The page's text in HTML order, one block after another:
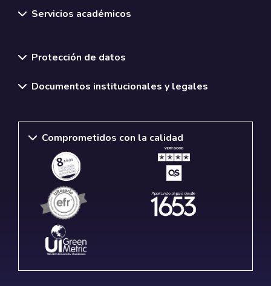
Servicios académicos
Protección de datos
Documentos institucionales y legales
Comprometidos con la calidad